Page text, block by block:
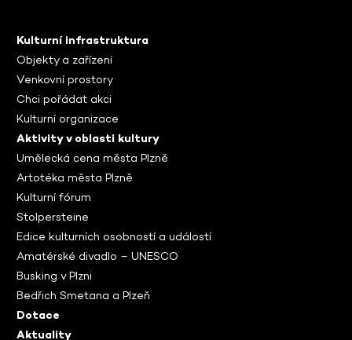
Kulturní infrastruktura
Objekty a zařízení
Venkovní prostory
Chci pořádat akci
Kulturní organizace
Aktivity v oblasti kultury
Umělecká cena města Plzně
Artotéka města Plzně
Kulturní fórum
Stolpersteine
Edice kulturních osobností a událostí
Amatérské divadlo – UNESCO
Busking v Plzni
Bedřich Smetana a Plzeň
Dotace
Aktuality